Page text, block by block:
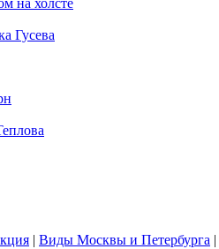
| Виды Москвы и Петербурга |